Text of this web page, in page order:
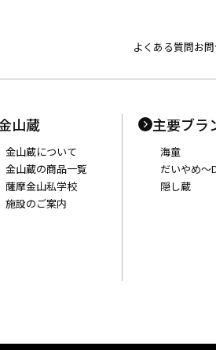
よくある質問お
山蔵
金山蔵について
金山蔵の商品一覧
薩摩金山私学校
施設のご案内
主要ブラ
海童
だいやめ〜
隠し蔵